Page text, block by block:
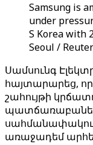
Samsung is
under
S Korea with
Seoul /
Սամսունգ
հայտարարեց, որ
շահույթի
առաջադեմ